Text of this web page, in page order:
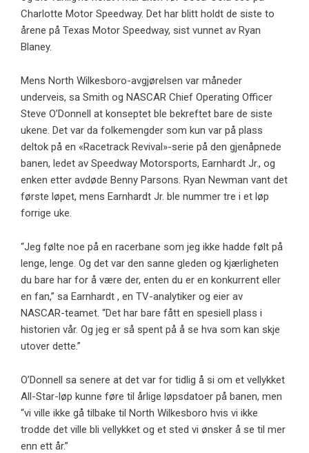
Charlotte Motor Speedway. Det har blitt holdt de siste to
årene på Texas Motor Speedway, sist vunnet av Ryan
Blaney.
Mens North Wilkesboro-avgjørelsen var måneder
underveis, sa Smith og NASCAR Chief Operating Officer
Steve O’Donnell at konseptet ble bekreftet bare de siste
ukene. Det var da folkemengder som kun var på plass
deltok på en «Racetrack Revival»-serie på den gjenåpnede
banen, ledet av Speedway Motorsports, Earnhardt Jr., og
enken etter avdøde Benny Parsons. Ryan Newman vant det
første løpet, mens Earnhardt Jr. ble nummer tre i et løp
forrige uke.
“Jeg følte noe på en racerbane som jeg ikke hadde følt på
lenge, lenge. Og det var den sanne gleden og kjærligheten
du bare har for å være der, enten du er en konkurrent eller
en fan,” sa Earnhardt , en TV-analytiker og eier av
NASCAR-teamet. “Det har bare fått en spesiell plass i
historien vår. Og jeg er så spent på å se hva som kan skje
utover dette.”
O’Donnell sa senere at det var for tidlig å si om et vellykket
All-Star-løp kunne føre til årlige løpsdatoer på banen, men
“vi ville ikke gå tilbake til North Wilkesboro hvis vi ikke
trodde det ville bli vellykket og et sted vi ønsker å se til mer
enn ett år.”